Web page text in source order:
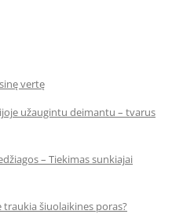
vertę
užaugintu deimantu – tvarus
– Tiekimas sunkiajai
šiuolaikines poras?